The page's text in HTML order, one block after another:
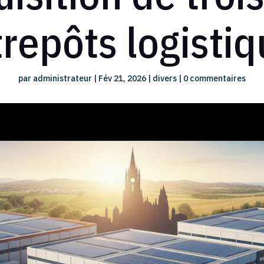
par administrateur | Fév 21, 2026 | divers | 0 commentaires